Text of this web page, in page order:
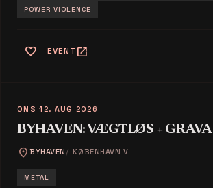
POWER VIOLENCE
favorite EVENT open_in_new
ONS 12. AUG 2026
BYHAVEN: VÆGTLØS + GRAVA
location_on BYHAVEN KØBENHAVN V
METAL